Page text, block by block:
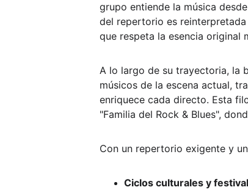
grupo entiende la música
del repertorio es
que respeta la esencia original
A lo largo de su trayectoria, la
músicos de la escena actual,
enriquece cada directo. Esta
"Familia del Rock & Blues",
Con un repertorio exigente y
Ciclos culturales y